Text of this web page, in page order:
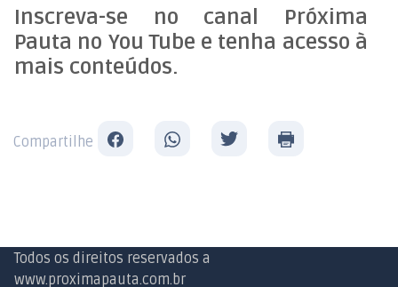
Inscreva-se no canal Próxima
Pauta no You Tube e tenha acesso à
mais conteúdos.
Compartilhe
Todos os direitos reservados a
www.proximapauta.com.br